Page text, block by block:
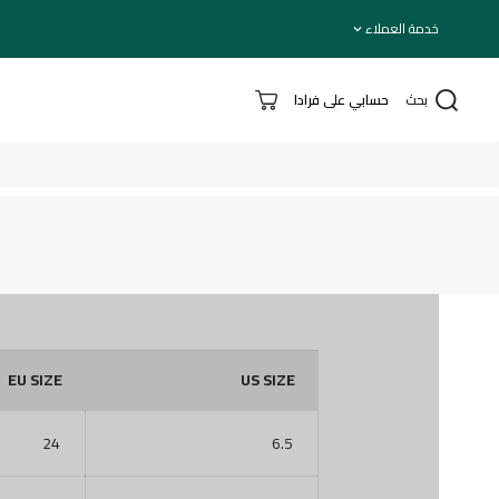
تخطي إلى المحتوى
خدمة العملاء
بحث حسابي على فرادا
US SIZE
EU SIZE
6.5
24